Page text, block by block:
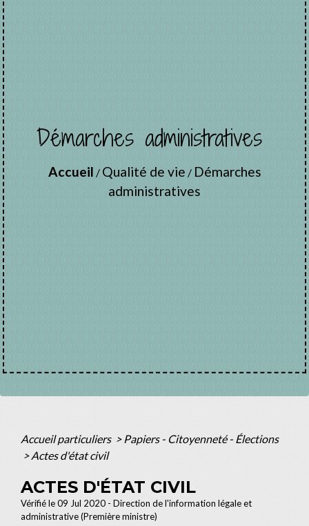
Démarches administratives
Accueil / Qualité de vie / Démarches
administratives
Accueil particuliers > Papiers - Citoyenneté - Élections
> Actes d'état civil
ACTES D'ÉTAT CIVIL
Vérifié le 09 Jul 2020 - Direction de l'information légale et
administrative (Première ministre)